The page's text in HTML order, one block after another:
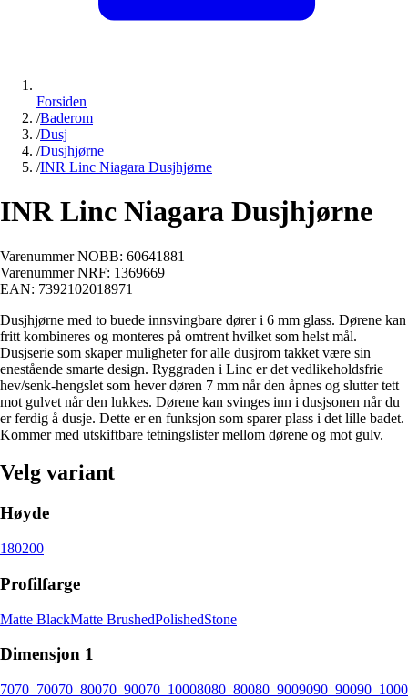
Forsiden
/Baderom
/Dusj
/Dusjhjørne
/INR Linc Niagara Dusjhjørne
INR Linc Niagara Dusjhjørne
Varenummer NOBB: 60641881
Varenummer NRF: 1369669
EAN: 7392102018971
Dusjhjørne med to buede innsvingbare dører i 6 mm glass. Dørene kan
fritt kombineres og monteres på omtrent hvilket som helst mål.
Dusjserie som skaper muligheter for alle dusjrom takket være sin
enestående smarte design. Ryggraden i Linc er det vedlikeholdsfrie
hev/senk-hengslet som hever døren 7 mm når den åpnes og slutter tett
mot gulvet når den lukkes. Dørene kan svinges inn i dusjsonen når du
er ferdig å dusje. Dette er en funksjon som sparer plass i det lille badet.
Kommer med utskiftbare tetningslister mellom dørene og mot gulv.
Velg variant
Høyde
180200
Profilfarge
Matte BlackMatte BrushedPolishedStone
Dimensjon 1
7070_70070_80070_90070_10008080_80080_9009090_90090_1000